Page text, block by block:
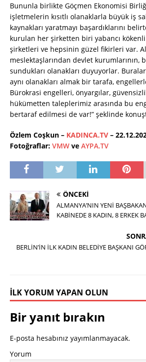
Bununla birlikte Göçmen Ekonomisi
işletmelerin kısıtlı olanaklarla büyük iş
kaynakları yaratmayı başardıklarını
kurulan her şirketten biri yabancı
şirketleri ve hepsinin güzel fikirleri var.
meslektaşlarından devlet kurumlarının,
sundukları olanakları duyuyorlar.
aynı olanakları almak bir tarafa,
Bürokrasi engelleri, önyargılar,
hükümetten taleplerimiz arasında bu
bertaraf edilmesi de var!” şeklinde
Özlem Coşkun – KADINCA.TV –
Fotoğraflar: VMW ve AYPA.TV
ÖNCEKI
ALMANYA’NIN YENİ
KABİNEDE 8 KADIN, 8 ERKEK
BERLİN’İN İLK KADIN BELEDİYE BAŞKANI
İLK YORUM YAPAN OLUN
Bir yanıt bırakın
E-posta hesabınız yayımlanmayacak.
Yorum